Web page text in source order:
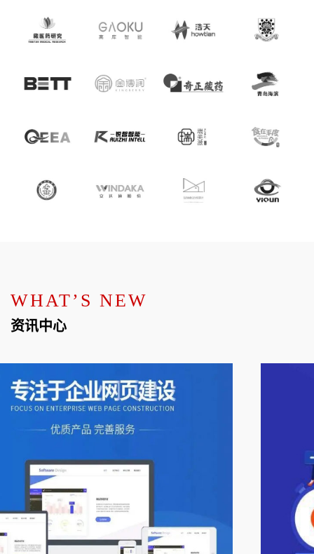
WHAT’S NEW
资讯中心